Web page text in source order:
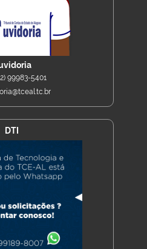
99983-5401
DTI